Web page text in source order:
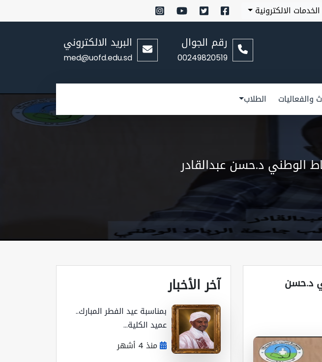
الخدمات الالكترونية
رقم الجوال
00249820519
البريد الالكتروني
med@uofd.edu.sd
والفعاليات الطلاب
الوطني د.حسن عبدالقادر
د.حسن آخر الأخبار
بمناسبة عيد الفطر المبارك..
عميد الكلية...
منذ 4 أشهر